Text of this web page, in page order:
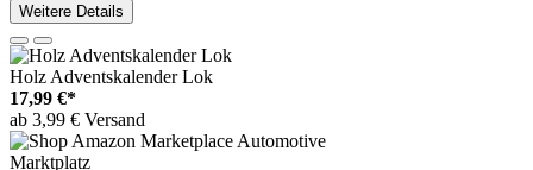
Weitere Details
Holz Adventskalender Lok
17,99 €*
ab 3,99 € Versand
Marktplatz